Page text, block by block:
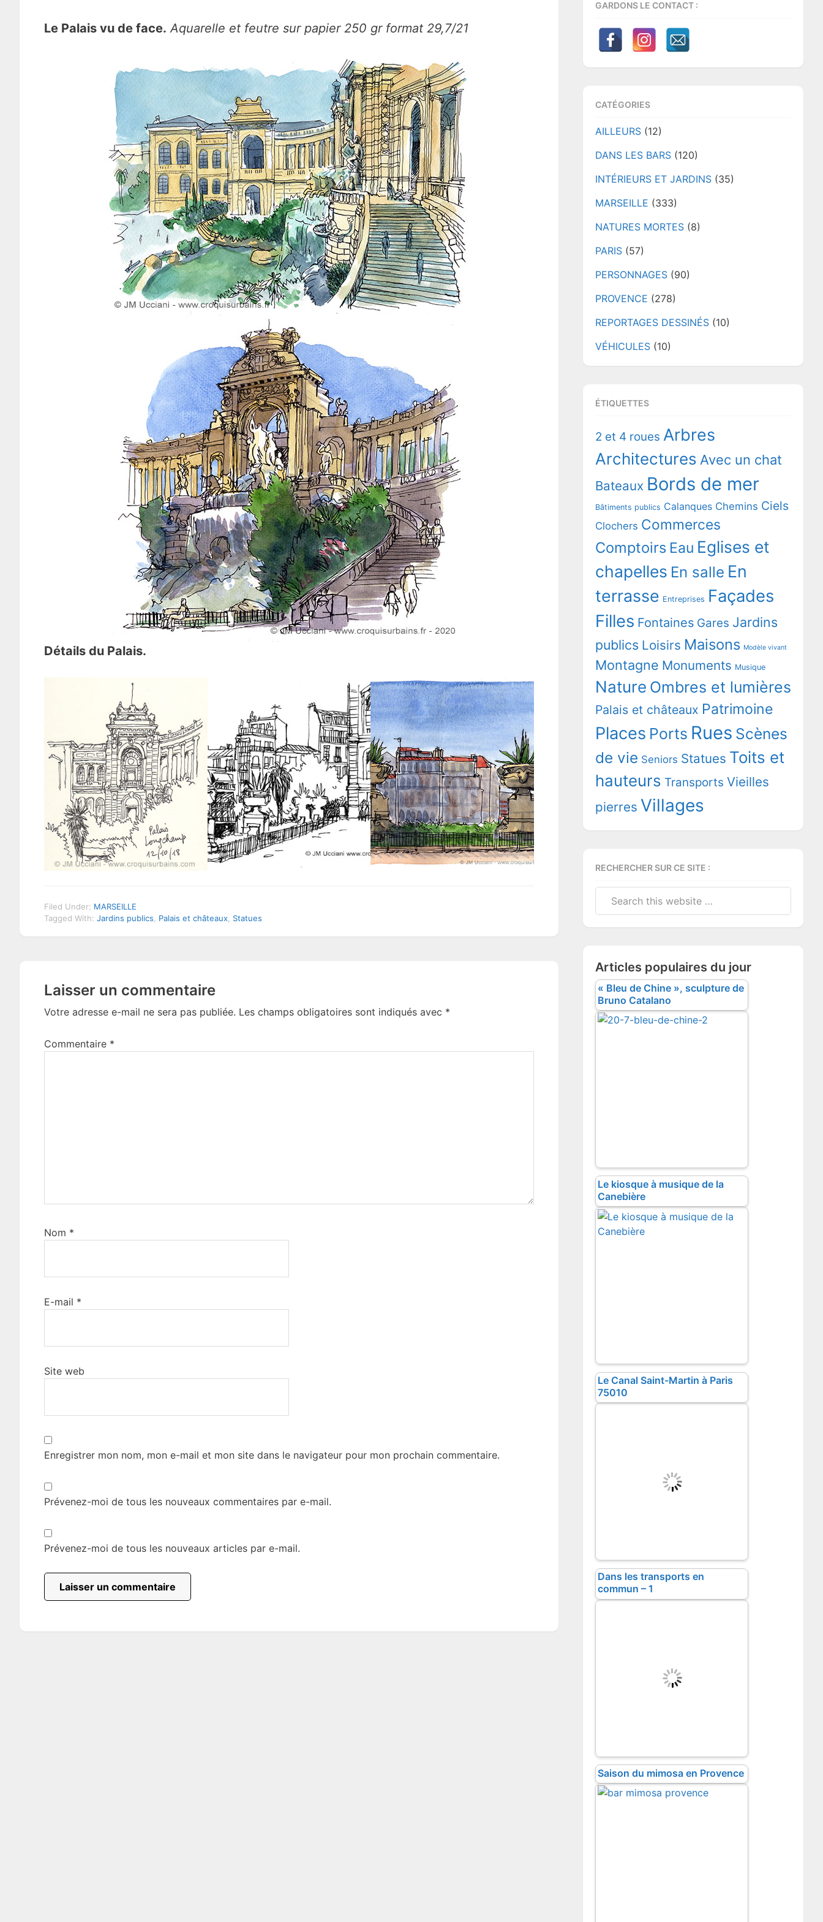
Le Palais vu de face. Aquarelle et feutre sur papier 250 gr format 29,7/21
Détails du Palais.
Filed Under: MARSEILLE
Tagged With: Jardins publics Palais et châteaux Statues
Interactions
Laisser un commentaire
Votre adresse e-mail ne sera pas publiée. Les champs obligatoires sont indiqués avec *
Commentaire *
Nom *
E-mail *
Site web
Enregistrer mon nom, mon e-mail et mon site dans le navigateur pour mon prochain commentaire.
Prévenez-moi de tous les nouveaux commentaires par e-mail.
Prévenez-moi de tous les nouveaux articles par e-mail.
GARDONS LE CONTACT :
CATÉGORIES
AILLEURS (12)
DANS LES BARS (120)
INTÉRIEURS ET JARDINS (35)
MARSEILLE (333)
NATURES MORTES (8)
PARIS (57)
PERSONNAGES (90)
PROVENCE (278)
REPORTAGES DESSINÉS (10)
VÉHICULES (10)
ÉTIQUETTES
2 et 4 roues Arbres
Architectures Avec un chat
Bateaux Bords de mer
Bâtiments publics Calanques Chemins Ciels
Clochers Commerces
Comptoirs Eau Eglises et
chapelles En salle En
terrasse Entreprises Façades
Filles Fontaines Gares Jardins
publics Loisirs Maisons Modèle vivant
Montagne Monuments Musique
Nature Ombres et lumières
Palais et châteaux Patrimoine
Places Ports Rues Scènes
de vie Seniors Statues Toits et
hauteurs Transports Vieilles
pierres Villages
RECHERCHER SUR CE SITE :
Articles populaires du jour
« Bleu de Chine », sculpture de
Bruno Catalano
Le kiosque à musique de la
Canebière
Le Canal Saint-Martin à Paris
75010
Dans les transports en
commun – 1
Saison du mimosa en Provence